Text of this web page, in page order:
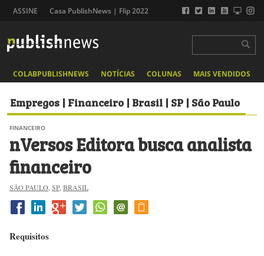
ASSINE Casa PublishNews | Flip 2022
COLABPUBLISHNEWS NOTÍCIAS COLUNAS MAIS VENDIDOS
Empregos | Financeiro | Brasil | SP | São Paulo
FINANCEIRO
nVersos Editora busca analista
financeiro
SÃO PAULO SP, BRASIL
Requisitos